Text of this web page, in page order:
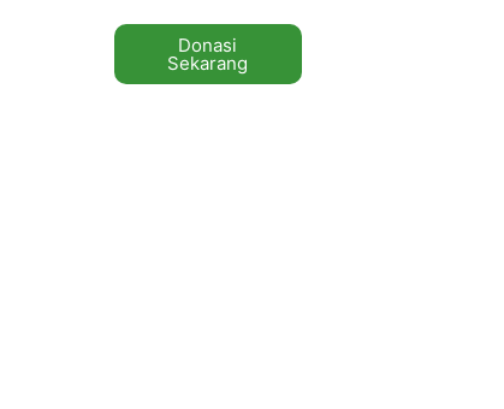
Donasi
Sekarang